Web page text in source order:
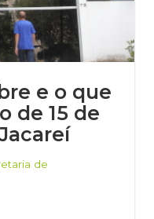
e o que
de 15 de
de